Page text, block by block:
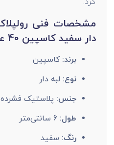
دار سفید کاسپین 40 عددی
برند: کاسپین
نوع: لبه دار
جنس: پلاستیک فشرده
طول: 6 سانتی‌متر
رنگ: سفید